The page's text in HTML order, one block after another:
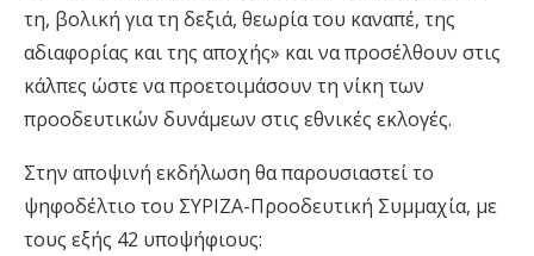
τη, βολική για τη δεξιά, θεωρία του καναπέ, της
αδιαφορίας και της αποχής» και να προσέλθουν στις
κάλπες ώστε να προετοιμάσουν τη νίκη των
προοδευτικών δυνάμεων στις εθνικές εκλογές.
Στην αποψινή εκδήλωση θα παρουσιαστεί το
ψηφοδέλτιο του ΣΥΡΙΖΑ-Προοδευτική Συμμαχία, με
τους εξής 42 υποψήφιους: